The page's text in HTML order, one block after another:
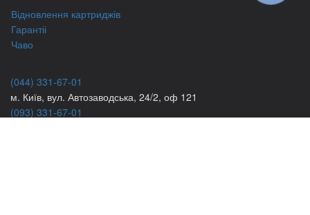
Відновлення картриджів
Гарантіі
Чаво
(044) 331-67-01
м. Київ, вул. Автозаводська, 24/2, оф 121
(093) 331-67-01